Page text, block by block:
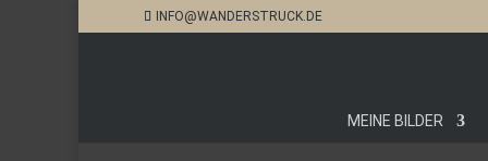
INFO@WANDERSTRUCK.DE
MEINE BILDER